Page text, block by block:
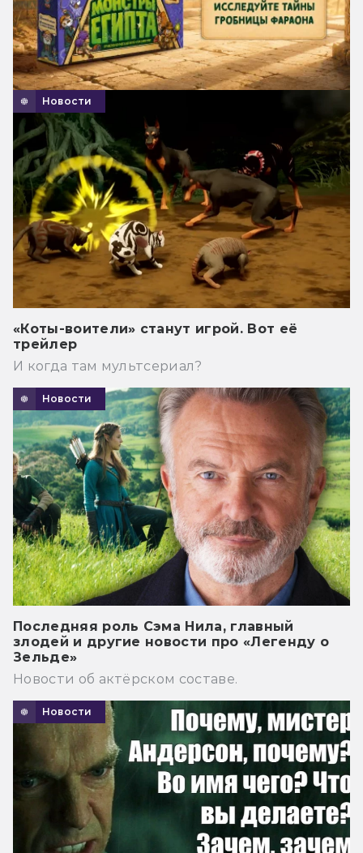
Новости
«Коты-воители» станут игрой. Вот её
трейлер
И когда там мультсериал?
Новости
Последняя роль Сэма Нила, главный
злодей и другие новости про «Легенду о
Зельде»
Новости об актёрском составе.
Новости